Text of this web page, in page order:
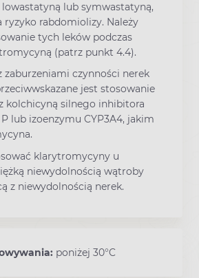
lub symwastatyną,
ryzyko rabdomiolizy. Należy
tych leków podczas
(patrz punkt 4.4).
zaburzeniami czynności nerek
jest stosowanie
kolchicyną silnego inhibitora
lub izoenzymu CYP3A4, jakim
klarytromycyny u
niewydolnością wątroby
z niewydolnością nerek.
poniżej 30°C